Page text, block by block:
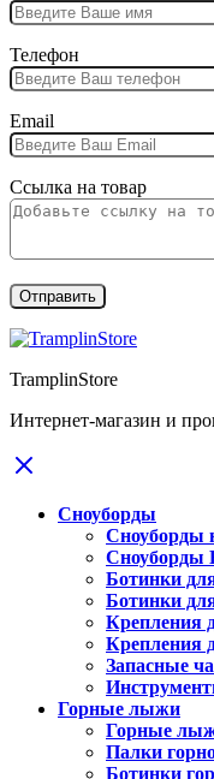
Телефон
Email
Ссылка на товар
TramplinStore
Интернет-магазин и
Сноуборды
Сноуборды
Сноуборды
Ботинки
Ботинки
Крепления
Крепления
Запасные
Горные лыжи
Горные
Палки
Ботинки